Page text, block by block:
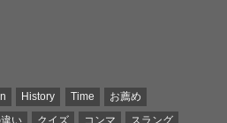
History Time
お薦め
い
クイズ コンマ
スラング